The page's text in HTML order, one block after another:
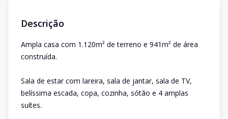
Descrição
Ampla casa com 1.120m² de terreno e 941m² de área
construída.
Sala de estar com lareira, sala de jantar, sala de TV,
belíssima escada, copa, cozinha, sótão e 4 amplas
suítes.